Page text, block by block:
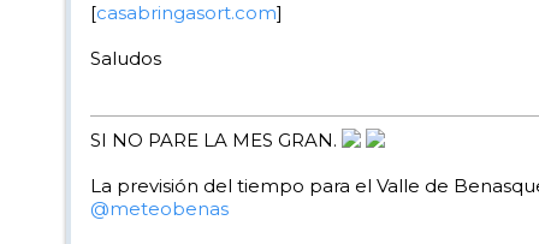
[casabringasort.com]
Saludos
SI NO PARE LA MES GRAN.
La previsión del tiempo para el Valle de
@meteobenas